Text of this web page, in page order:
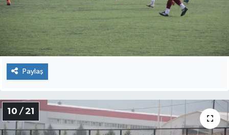
Paylaş
10 / 21